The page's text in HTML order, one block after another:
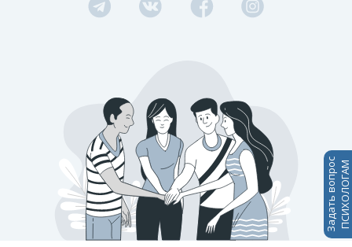
Задать вопросПСИХОЛОГАМ